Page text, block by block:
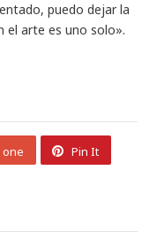
puedo dejar la
el arte es uno solo».
one Pin It